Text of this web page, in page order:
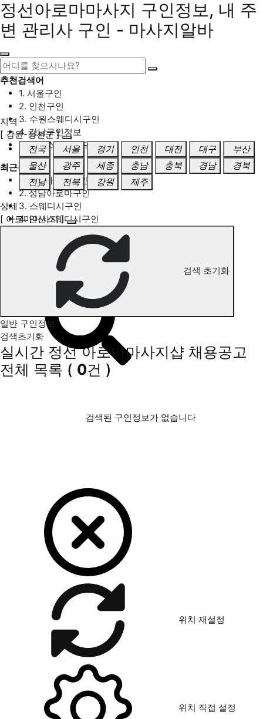
정선아로마마사지 구인정보, 내 주
변 관리사 구인 - 마사지알바
추천검색어
1. 서울구인
2. 인천구인
3. 수원스웨디시구인
4. 강남구인정보
5. 동탄스웨디시구인
최근검색어
1. 일산마사지구인
2. 성남아로마구인
3. 스웨디시구인
4. 안산스웨디시구인
정선 아로마마사지 구인정보
지역
[ 강원-정선군 ]
전국
서울 경기 인천 대전 대구
부산
울산
광주 세종 충남 충북 경남
경북
전남
전북 강원 제주
상세
[ 아로마마사지 ]
검색 초기화
일반 구인정보
검색초기화
실시간 정선 아로마마사지샵 채용공고
전체 목록 ( 0건 )
검색된 구인정보가 없습니다
위치 재설정
위치 직접 설정